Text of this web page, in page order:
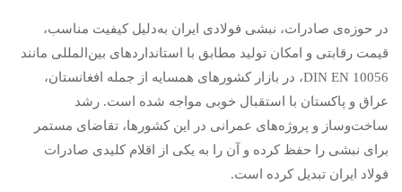
در حوزه‌ی صادرا‌ت، نبشی فولادی ایران به‌دلیل کیفیت مناسب،
قیمت رقابتی و امکان تولید مطابق با استانداردهای بین‌المللی مانند
DIN EN 10056، در بازار کشورهای همسایه از جمله افغانستان،
عراق و پاکستان با استقبال خوبی مواجه شده است. رشد
ساخت‌وساز و پروژه‌های عمرانی در این کشورها، تقاضای مستمر
برای نبشی را حفظ کرده و آن را به یکی از اقلام کلیدی صادرات
فولاد ایران تبدیل کرده است.